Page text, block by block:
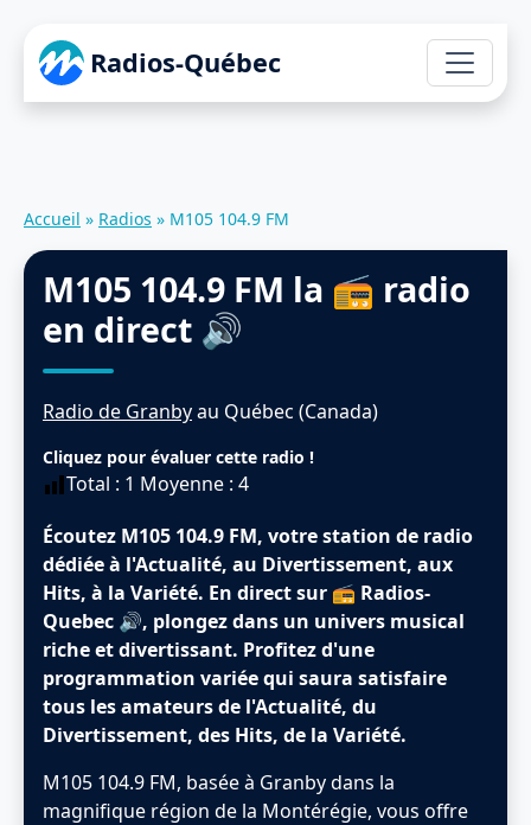
Radios-Québec
Accueil » Radios » M105 104.9 FM
M105 104.9 FM la 📻 radio
en direct 🔊
Radio de Granbyau Québec (Canada)
Cliquez pour évaluer cette radio !
Total : 1 Moyenne : 4
Écoutez M105 104.9 FM, votre station de radio
dédiée à l'Actualité, au Divertissement, aux
Hits, à la Variété. En direct sur 📻 Radios-
Quebec 🔊, plongez dans un univers musical
riche et divertissant. Profitez d'une
programmation variée qui saura satisfaire
tous les amateurs de l'Actualité, du
Divertissement, des Hits, de la Variété.
M105 104.9 FM, basée à Granby dans la
magnifique région de la Montérégie, vous offre